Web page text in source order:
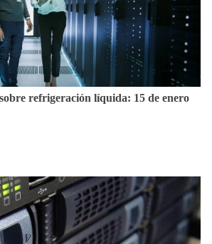
refrigeración líquida: 15 de enero